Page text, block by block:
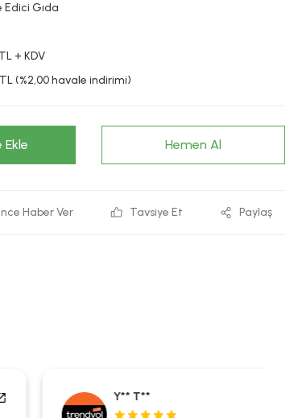
Edici Gıda
+ KDV
(%2,00 havale indirimi)
Hemen Al
Haber Ver Tavsiye Et Paylaş